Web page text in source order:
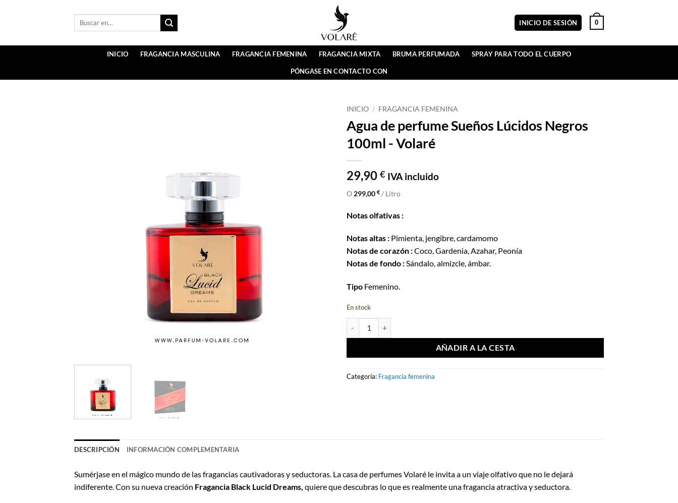
Buscar:
INICIO DE SESIÓN 0
INICIO FRAGANCIA MASCULINA FRAGANCIA FEMENINA FRAGANCIA MIXTA BRUMA PERFUMADA SPRAY PARA TODO EL CUERPO
PÓNGASE EN CONTACTO CON
INICIO / FRAGANCIA FEMENINA
Agua de perfume Sueños Lúcidos Negros
100ml - Volaré
29,90 € IVA incluido
O 299,00 € / Litro
Notas olfativas :
Notas altas : Pimienta, jengibre, cardamomo
Notas de corazón :Coco, Gardenia, Azahar, Peonía
Notas de fondo :Sándalo, almizcle, ámbar.
Tipo Femenino.
En stock
AÑADIR A LA CESTA
Categoría: Fragancia femenina
DESCRIPCIÓN INFORMACIÓN COMPLEMENTARIA
Sumérjase en el mágico mundo de las fragancias cautivadoras y seductoras. La casa de perfumes Volaré le invita a un viaje olfativo que no le dejará
indiferente. Con su nueva creación Fragancia Black Lucid Dreams, quiere que descubras lo que es realmente una fragancia atractiva y seductora.